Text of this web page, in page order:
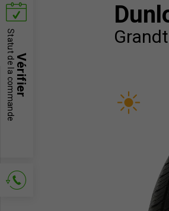
Vérifier
Statut de la commande